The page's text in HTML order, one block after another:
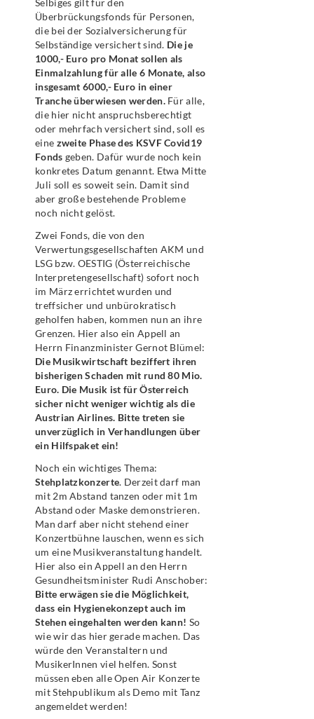
Selbiges gilt für den
Überbrückungsfonds für Personen,
die bei der Sozialversicherung für
Selbständige versichert sind. Die je
1000,- Euro pro Monat sollen als
Einmalzahlung für alle 6 Monate, also
insgesamt 6000,- Euro in einer
Tranche überwiesen werden.Für alle,
die hier nicht anspruchsberechtigt
oder mehrfach versichert sind, soll es
eine zweite Phase des KSVF Covid19
Fonds geben. Dafür wurde noch kein
konkretes Datum genannt. Etwa Mitte
Juli soll es soweit sein. Damit sind
aber große bestehende Probleme
noch nicht gelöst.
Zwei Fonds, die von den
Verwertungsgesellschaften AKM und
LSG bzw. OESTIG (Österreichische
Interpretengesellschaft) sofort noch
im März errichtet wurden und
treffsicher und unbürokratisch
geholfen haben, kommen nun an ihre
Grenzen. Hier also ein Appell an
Herrn Finanzminister Gernot Blümel:
Die Musikwirtschaft beziffert ihren
bisherigen Schaden mit rund 80 Mio.
Euro. Die Musik ist für Österreich
sicher nicht weniger wichtig als die
Austrian Airlines. Bitte treten sie
unverzüglich in Verhandlungen über
ein Hilfspaket ein!
Noch ein wichtiges Thema:
Stehplatzkonzerte. Derzeit darf man
mit 2m Abstand tanzen oder mit 1m
Abstand oder Maske demonstrieren.
Man darf aber nicht stehend einer
Konzertbühne lauschen, wenn es sich
um eine Musikveranstaltung handelt.
Hier also ein Appell an den Herrn
Gesundheitsminister Rudi Anschober:
Bitte erwägen sie die Möglichkeit,
dass ein Hygienekonzept auch im
Stehen eingehalten werden kann! So
wie wir das hier gerade machen. Das
würde den Veranstaltern und
MusikerInnen viel helfen. Sonst
müssen eben alle Open Air Konzerte
mit Stehpublikum als Demo mit Tanz
angemeldet werden!